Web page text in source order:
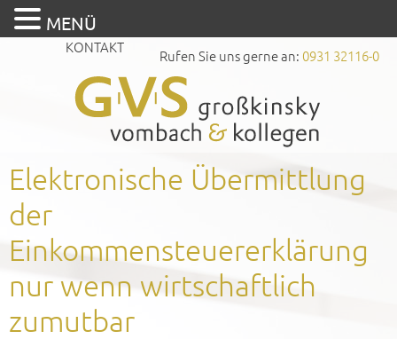
Rufen Sie uns gerne an: 0931 32116-0
KONTAKT
Elektronische Übermittlung
der
Einkommensteuererklärung
nur wenn wirtschaftlich
zumutbar
MENÜ